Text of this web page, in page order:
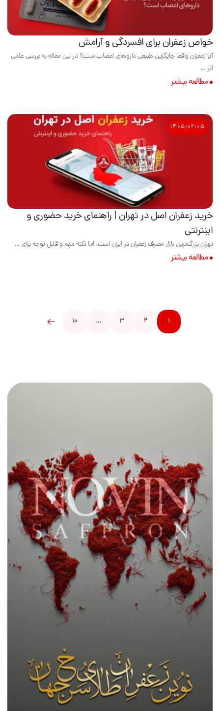
خواص زعفران برای افسردگی و آرامش
آیا زعفران واقعا جایگزین طبیعی داروهای اعصاب است؟ در این مقاله به بررسی علمی
اثر ...
مطالعه بیشتر
۱۴۰۵٫۰۲٫۰۵
خرید زعفران اصل در تهران | راهنمای خرید حضوری و
اینترنتی
تهران بزرگ‌ترین بازار مصرف زعفران در ایران است. اما نکته مهم و قابل توجه برای ...
مطالعه بیشتر
1
2
3
…
10